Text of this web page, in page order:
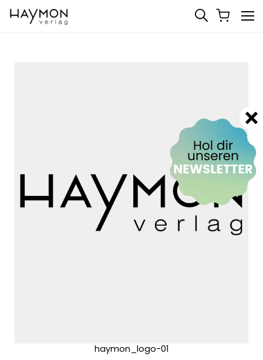
haymon_logo-01